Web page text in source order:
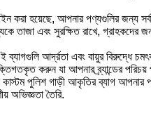
করা হয়েছে, আপনার পণ্যগুলির জন্য
তাজা এবং সুরক্ষিত রাখে, গ্রাহকদের
ব্যাগগুলি আর্দ্রতা এবং বায়ুর বিরুদ্ধে
ব্যক্তিগতকৃত করুন যা আপনার ব্র্যান্ডের
কাস্টম পুলিশ গাড়ী আকৃতির ব্যাগ
অভিজ্ঞতা তৈরি.